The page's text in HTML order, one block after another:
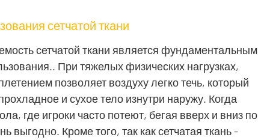
сетчатой ​​ткани
сетчатой ​​ткани является фундаментальным
При тяжелых физических нагрузках,
позволяет воздуху легко течь, который
и сухое тело изнутри наружу. Когда
где игроки часто потеют, бегая вверх и вниз по
выгодно. Кроме того, так как сетчатая ткань -